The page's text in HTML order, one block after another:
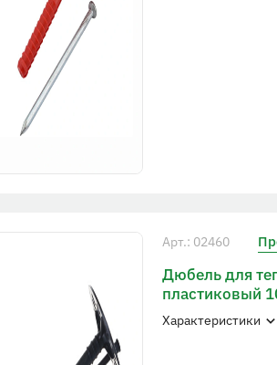
Арт.: 02460
Дюбель для
пластиковый
Характеристики